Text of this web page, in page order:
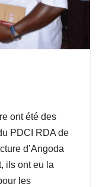
ont été des
PDCI RDA de
d’Angoda
ils ont eu la
les